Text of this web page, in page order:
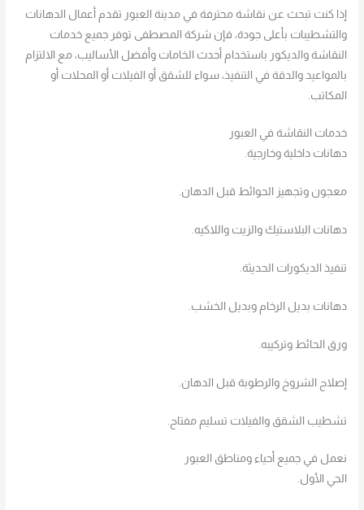
إذا كنت تبحث عن نقاشة محترفة في مدينة العبور تقدم أعمال الدهانات
والتشطيبات بأعلى جودة، فإن شركة المصطفى توفر جميع خدمات
النقاشة والديكور باستخدام أحدث الخامات وأفضل الأساليب، مع الالتزام
بالمواعيد والدقة في التنفيذ، سواء للشقق أو الفيلات أو المحلات أو
المكاتب.
خدمات النقاشة في العبور
دهانات داخلية وخارجية.
معجون وتجهيز الحوائط قبل الدهان.
دهانات البلاستيك والزيت واللاكيه.
تنفيذ الديكورات الحديثة.
دهانات بديل الرخام وبديل الخشب.
ورق الحائط وتركيبه.
إصلاح الشروخ والرطوبة قبل الدهان.
تشطيب الشقق والفيلات تسليم مفتاح.
نعمل في جميع أحياء ومناطق العبور
الحي الأول.